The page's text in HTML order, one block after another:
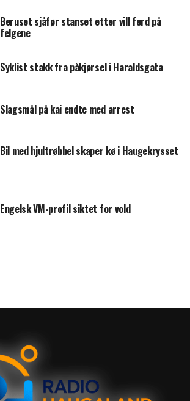
Beruset sjåfør stanset etter vill ferd på
felgene
Syklist stakk fra påkjørsel i Haraldsgata
Slagsmål på kai endte med arrest
Bil med hjultrøbbel skaper kø i Haugekrysset
Engelsk VM-profil siktet for vold